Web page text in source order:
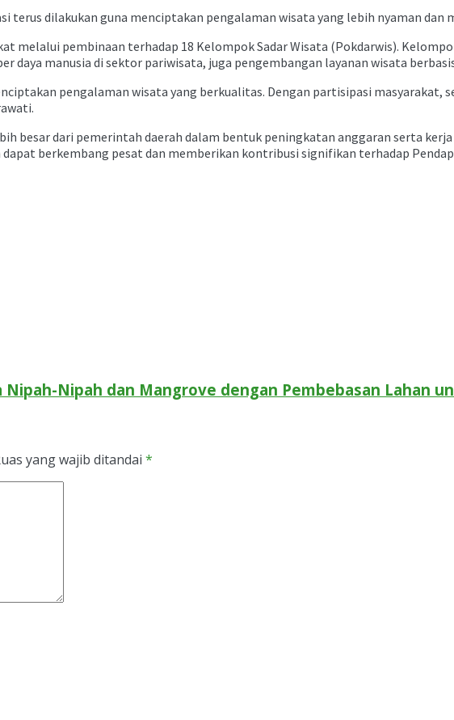
terus dilakukan guna menciptakan pengalaman wisata yang lebih nyaman dan
melalui pembinaan terhadap 18 Kelompok Sadar Wisata (Pokdarwis).
daya manusia di sektor pariwisata, juga pengembangan layanan wisata
pengalaman wisata yang berkualitas. Dengan partisipasi
besar dari pemerintah daerah dalam bentuk peningkatan anggaran serta
berkembang pesat dan memberikan kontribusi signifikan terhadap
Nipah dan Mangrove dengan Pembebasan Lahan
yang wajib ditandai *